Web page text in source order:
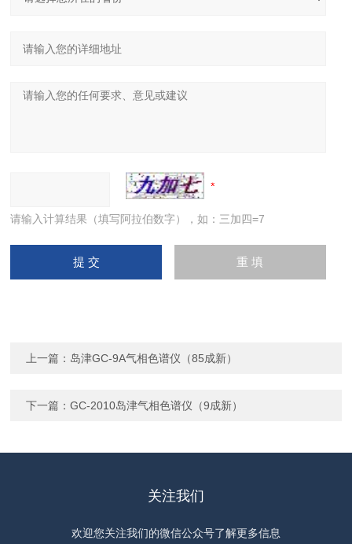
请输入计算结果（填写阿拉伯数字），如：三加四=7
上一篇： 岛津GC-9A气相色谱仪（85成新）
下一篇：GC-2010岛津气相色谱仪（9成新）
关注我们
欢迎您关注我们的微信公众号了解更多信息